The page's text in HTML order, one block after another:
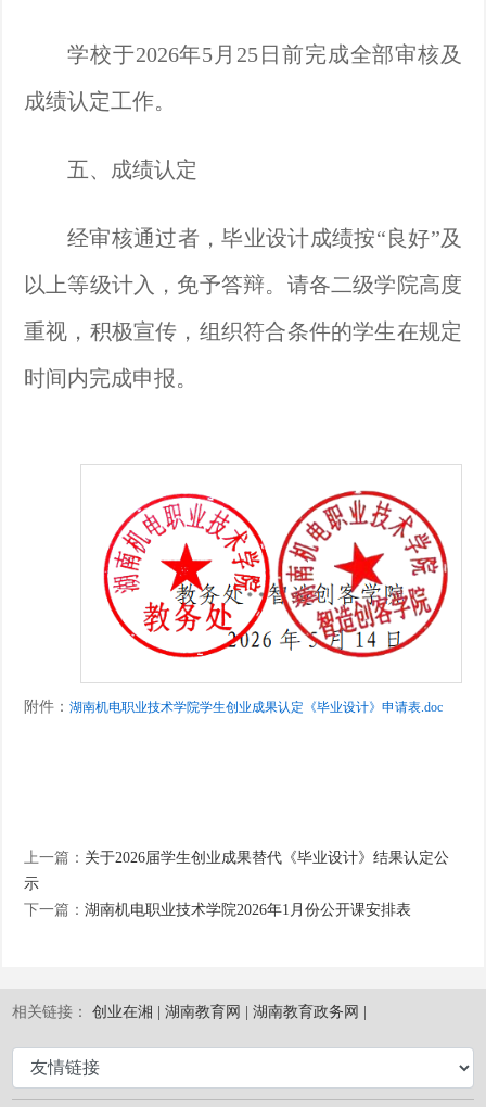
学校于2026年5月25日前完成全部审核及
成绩认定工作。
五、成绩认定
经审核通过者，毕业设计成绩按“良好”及
以上等级计入，免予答辩。 请各二级学院高度
重视，积极宣传，组织符合条件的学生在规定
时间内完成申报。
附件： 湖南机电职业技术学院学生创业成果认定《毕业设计》申请表.doc
上一篇： 关于2026届学生创业成果替代《毕业设计》结果认定公
示
下一篇： 湖南机电职业技术学院2026年1月份公开课安排表
相关链接：创业在湘 | 湖南教育网 | 湖南教育政务网 |